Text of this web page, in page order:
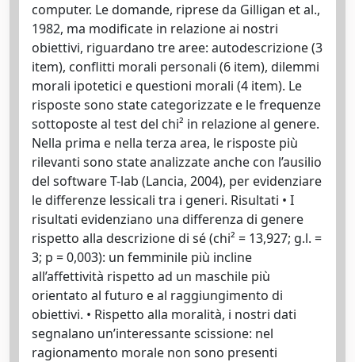
computer. Le domande, riprese da Gilligan et al.,
1982, ma modificate in relazione ai nostri
obiettivi, riguardano tre aree: autodescrizione (3
item), conflitti morali personali (6 item), dilemmi
morali ipotetici e questioni morali (4 item). Le
risposte sono state categorizzate e le frequenze
sottoposte al test del chi² in relazione al genere.
Nella prima e nella terza area, le risposte più
rilevanti sono state analizzate anche con l’ausilio
del software T-lab (Lancia, 2004), per evidenziare
le differenze lessicali tra i generi. Risultati • I
risultati evidenziano una differenza di genere
rispetto alla descrizione di sé (chi² = 13,927; g.l. =
3; p = 0,003): un femminile più incline
all’affettività rispetto ad un maschile più
orientato al futuro e al raggiungimento di
obiettivi. • Rispetto alla moralità, i nostri dati
segnalano un’interessante scissione: nel
ragionamento morale non sono presenti